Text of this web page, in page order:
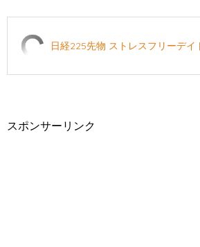
日経225先物 ストレスフリーデイ
スポンサーリンク